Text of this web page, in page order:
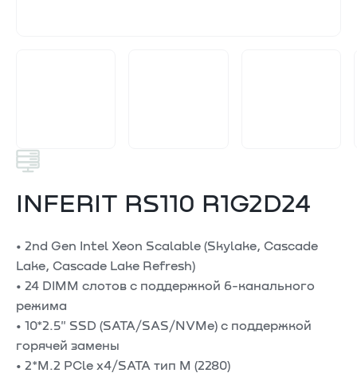
INFERIT RS110 R1G2D24
• 2nd Gen Intel Xeon Scalable (Skylake, Cascade
Lake, Cascade Lake Refresh)
• 24 DIMM слотов с поддержкой 6-канального
режима
• 10*2.5" SSD (SATA/SAS/NVMe) с поддержкой
горячей замены
• 2*M.2 PCle x4/SATA тип М (2280)